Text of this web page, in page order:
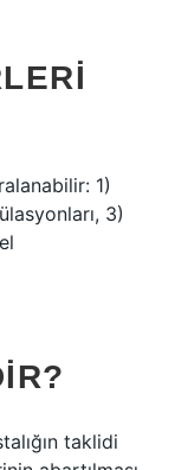
1)
3)
taklidi